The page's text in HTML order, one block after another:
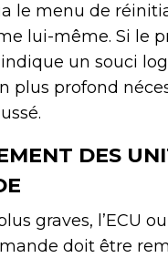
le menu de
lui-même. Si le
un souci
plus profond
DES
graves, l’ECU
doit être